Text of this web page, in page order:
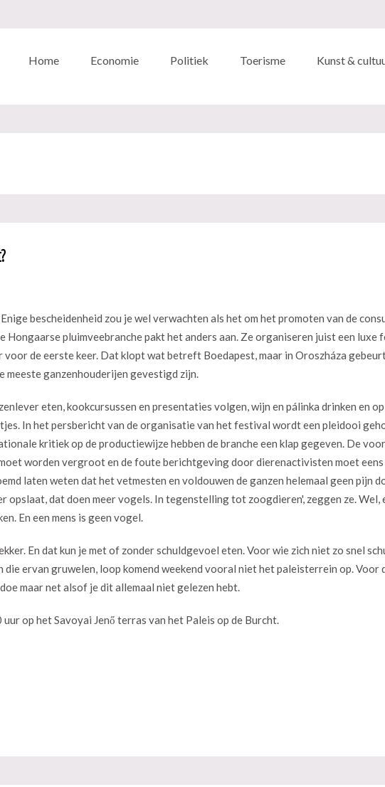
Home Economie Politiek Toerisme Kunst &
bescheidenheid zou je wel verwachten als het om het promoten van de
Hongaarse pluimveebranche pakt het anders aan. Ze organiseren juist een luxe
de eerste keer. Dat klopt wat betreft Boedapest, maar in Oroszháza
meeste ganzenhouderijen gevestigd zijn.
eten, kookcursussen en presentaties volgen, wijn en pálinka drinken en
In het persbericht van de organisatie van het festival wordt een pleidooi
kritiek op de productiewijze hebben de branche een klap gegeven. De
worden vergroot en de foute berichtgeving door dierenactivisten moet
laten weten dat het vetmesten en voldouwen de ganzen helemaal geen pijn
opslaat, dat doen meer vogels. In tegenstelling tot zoogdieren', zeggen ze. Wel,
En een mens is geen vogel.
En dat kun je met of zonder schuldgevoel eten. Voor wie zich niet zo snel
ervan gruwelen, loop komend weekend vooral niet het paleisterrein op. Voor
maar net alsof je dit allemaal niet gelezen hebt.
op het Savoyai Jenő terras van het Paleis op de Burcht.